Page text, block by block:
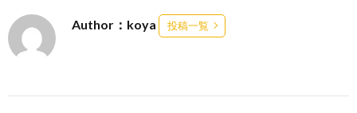
Author：koya 投稿一覧